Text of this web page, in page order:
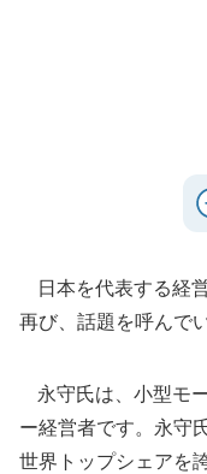
日本を代表する経
再び、話題を呼んで
永守氏は、小型モ
ー経営者です。永守
世界トップシェアを